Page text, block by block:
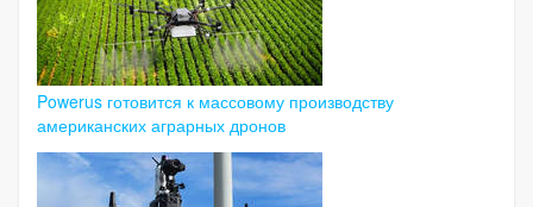
Powerus готовится к массовому производству
американских аграрных дронов